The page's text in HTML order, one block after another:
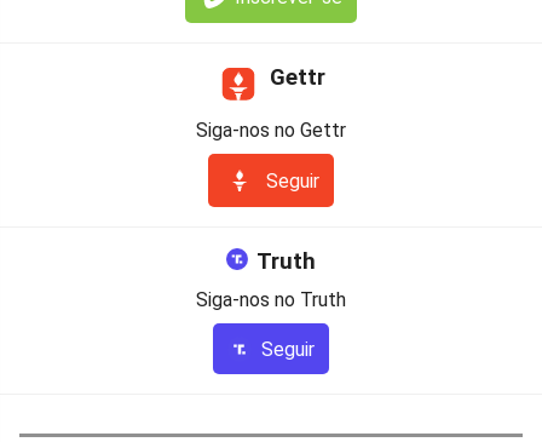
Gettr
Siga-nos no Gettr
Seguir
Truth
Siga-nos no Truth
Seguir